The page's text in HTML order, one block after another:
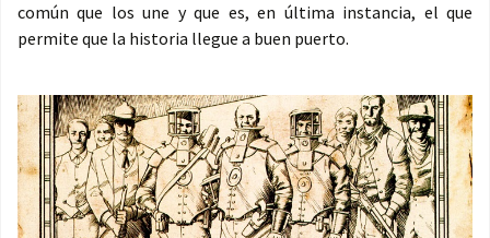
común que los une y que es, en última instancia, el que
permite que la historia llegue a buen puerto.